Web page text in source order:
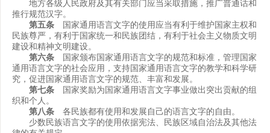
地方各级人民政府及其有关部门应当采取措施，推广普通话和
推行规范汉字。
第五条 国家通用语言文字的使用应当有利于维护国家主权和
民族尊严，有利于国家统一和民族团结，有利于社会主义物质文明
建设和精神文明建设。
第六条 国家颁布国家通用语言文字的规范和标准，管理国家
通用语言文字的社会应用，支持国家通用语言文字的教学和科学研
究，促进国家通用语言文字的规范、丰富和发展。
第七条 国家奖励为国家通用语言文字事业做出突出贡献的组
织和个人。
第八条 各民族都有使用和发展自己的语言文字的自由。
少数民族语言文字的使用依据宪法、民族区域自治法及其他法